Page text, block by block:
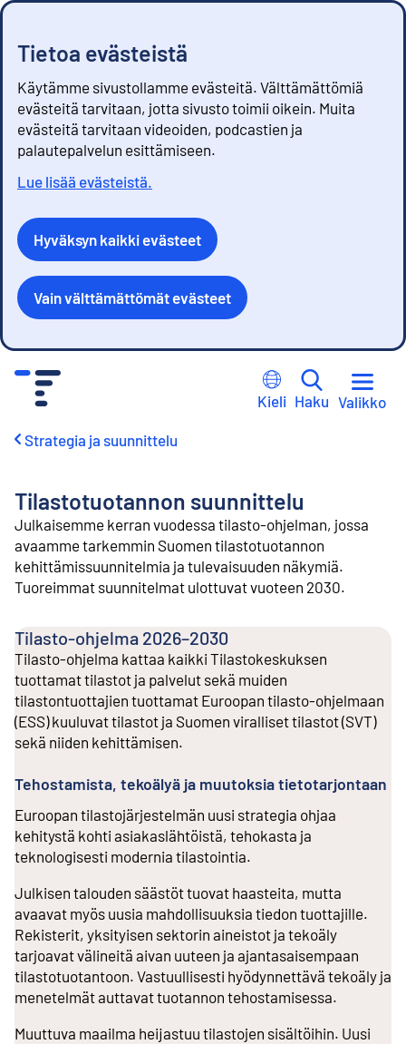
Tietoa evästeistä
Käytämme sivustollamme evästeitä. Välttämättömiä
evästeitä tarvitaan, jotta sivusto toimii oikein. Muita
evästeitä tarvitaan videoiden, podcastien ja
palautepalvelun esittämiseen.
Lue lisää evästeistä.
Hyväksyn kaikki evästeet
Vain välttämättömät evästeet
Kieli Haku Valikko
Strategia ja suunnittelu
Tilastotuotannon suunnittelu
Julkaisemme kerran vuodessa tilasto-ohjelman, jossa
avaamme tarkemmin Suomen tilastotuotannon
kehittämissuunnitelmia ja tulevaisuuden näkymiä.
Tuoreimmat suunnitelmat ulottuvat vuoteen 2030.
Tilasto-ohjelma 2026–2030
Tilasto-ohjelma kattaa kaikki Tilastokeskuksen
tuottamat tilastot ja palvelut sekä muiden
tilastontuottajien tuottamat Euroopan tilasto-ohjelmaan
(ESS) kuuluvat tilastot ja Suomen viralliset tilastot (SVT)
sekä niiden kehittämisen.
Tehostamista, tekoälyä ja muutoksia tietotarjontaan
Euroopan tilastojärjestelmän uusi strategia ohjaa
kehitystä kohti asiakaslähtöistä, tehokasta ja
teknologisesti modernia tilastointia.
Julkisen talouden säästöt tuovat haasteita, mutta
avaavat myös uusia mahdollisuuksia tiedon tuottajille.
Rekisterit, yksityisen sektorin aineistot ja tekoäly
tarjoavat välineitä aivan uuteen ja ajantasaisempaan
tilastotuotantoon. Vastuullisesti hyödynnettävä tekoäly ja
menetelmät auttavat tuotannon tehostamisessa.
Muuttuva maailma heijastuu tilastojen sisältöihin. Uusi